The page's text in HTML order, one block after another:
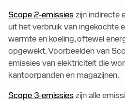
Scope 2-emissieszijn indirecte
uit het verbruik van ingekochte
warmte en koeling, oftewel
opgewekt. Voorbeelden van
emissies van elektriciteit die
kantoorpanden en magazijnen.
Scope 3-emissieszijn alle